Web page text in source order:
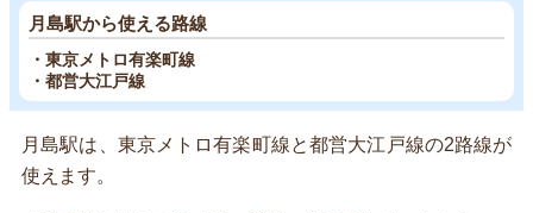
月島駅から使える路線
・東京メトロ有楽町線
・都営大江戸線
月島駅は、東京メトロ有楽町線と都営大江戸線の2路線が
使えます。